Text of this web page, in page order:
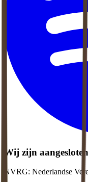
Wij zijn
NVRG: Nederlandse